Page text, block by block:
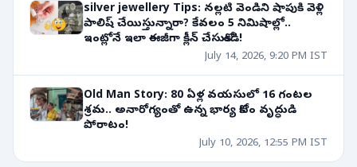
silver jewellery Tips: నల్లటి వెండిని షాపుకి వెళ్లి
పాలిష్ చేయిస్తున్నారా? కేవలం 5 నిమిషాల్లో..
ఇంట్లోనే ఇలా ఈజీగా క్లీన్ చేసుకోండి!
July 14, 2026, 9:20 PM IST
Old Man Story: 80 ఏళ్ల వయసులో 16 గంటల
శ్రమ.. అనారోగ్యంతో ఉన్న భార్య కోసం వృద్ధుడి
పోరాటం!
July 10, 2026, 12:55 PM IST